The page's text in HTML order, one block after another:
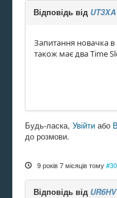
Відповідь від UT3XA
Запитання новачка в
також має два Time
Будь-ласка, Увійти або
до розмови.
9 років 7 місяців тому
Відповідь від UR6HV